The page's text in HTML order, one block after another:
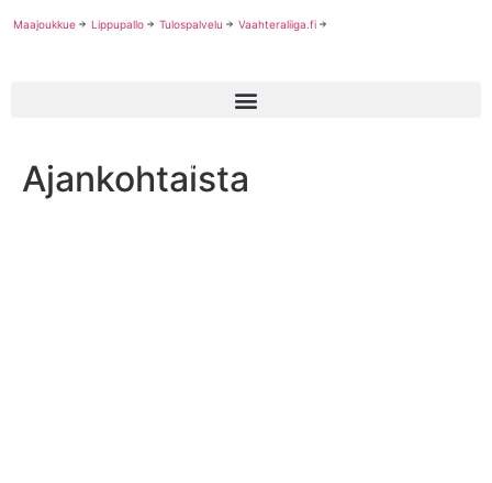
Maajoukkue Lippupallo Tulospalvelu Vaahteraliiga.fi
Ajankohtaista
Viivi Pasanen harjoittelijaksi jenkkifutisliittoon